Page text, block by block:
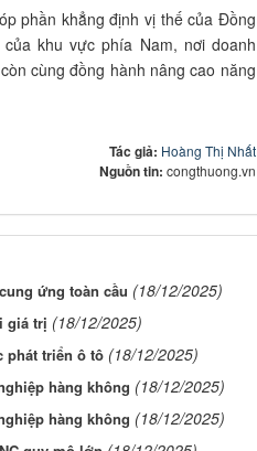
phần khẳng định vị thế của Đồng
khu vực phía Nam, nơi doanh
cùng đồng hành nâng cao năng
Tác giả: Hoàng Thị Nhất
Nguồn tin: congthuong.vn
ứng toàn cầu (18/12/2025)
giá trị (18/12/2025)
phát triển ô tô (18/12/2025)
hàng không (18/12/2025)
hàng không (18/12/2025)